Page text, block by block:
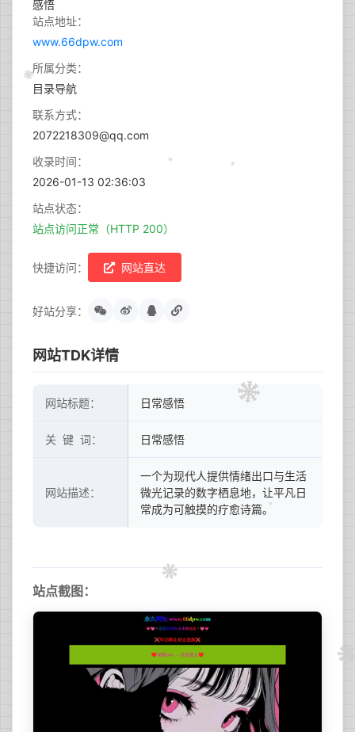
站点地址：
www.66dpw.com
所属分类：
目录导航
联系方式：
2072218309@qq.com
收录时间：
2026-01-13 02:36:03
站点状态：
站点访问正常（HTTP 200）
快捷访问： 网站直达
好站分享：
网站TDK详情
网站标题： 日常感悟
关 键 词： 日常感悟
网站描述：
一个为现代人提供情绪出口与生活
微光记录的数字栖息地，让平凡日
常成为可触摸的疗愈诗篇。
站点截图：